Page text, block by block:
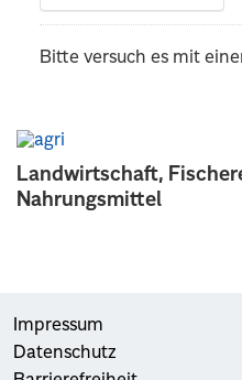
Landwirtschaft,
Nahrungsmittel
Bitte versuch es mit
Impressum
Datenschutz